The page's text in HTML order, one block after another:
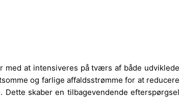
at intensiveres på tværs af både udviklede
og farlige affaldsstrømme for at reducere
skaber en tilbagevendende efterspørgsel